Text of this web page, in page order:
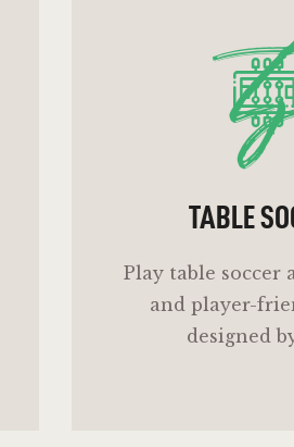
TABLE
Play table soccer
and player-
designed